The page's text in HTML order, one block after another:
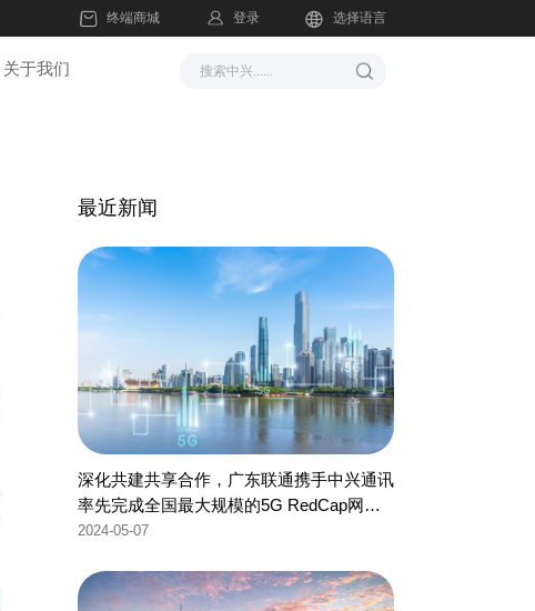
终端商城 登录 选择语言
关于我们
最近新闻
深化共建共享合作，广东联通携手中兴通讯
率先完成全国最大规模的5G RedCap网络
部署
2024-05-07